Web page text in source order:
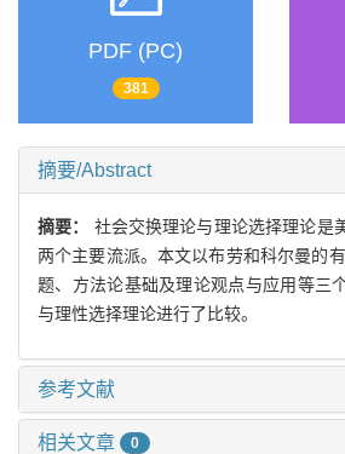
PDF (PC)
381
摘要/Abstract
摘要： 社会交换理论与理论选择理论是
两个主要流派。本文以布劳和科尔曼的
题、方法论基础及理论观点与应用等三
与理性选择理论进行了比较。
参考文献
相关文章 0